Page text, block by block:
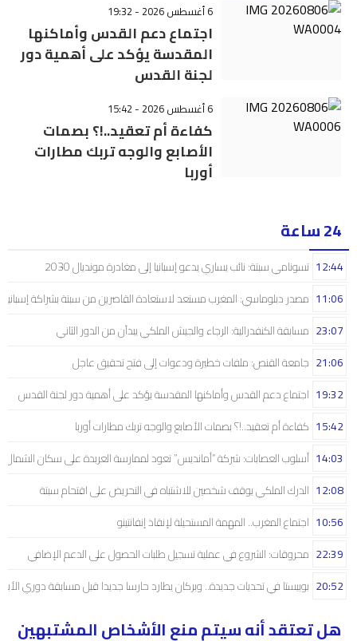
6 أغسطس 2026 - 19:32
اجتماع دعم القدس وأماكنها
المقدسة يؤكد على أهمية دور
لجنة القدس
6 أغسطس 2026 - 15:42
كفاءة أم تعقيد..!؟ بصمات
الأصابع والوجه تربك مطارات
أوربا
24 ساعة
تسونامي سبتة: نائب يساري يدعو إسبانيا إلى مغادرة مونديال 2030 12:44
مصدر دبلوماسي: المغرب مستعد لاستعادة القاصرين من سبتة بشراكة إسبانية 11:06
مسابقة الكنفدرالية: الرجاء والجيش الملكي يبدآن من الدور الثاني 23:07
جامعة القنص: ملفات خطيرة ودعوات إلى فتح تحقيق عاجل 21:06
اجتماع دعم القدس وأماكنها المقدسة يؤكد على أهمية دور لجنة القدس 19:32
كفاءة أم تعقيد..!؟ بصمات الأصابع والوجه تربك مطارات أوربا 15:42
أسلوب العصابات: شركة “أمانديس” تعود لممارسة العربدة على سكان 14:03
الدرك الملكي يوقف شخصين للاشتباه في التحريض على اقتحام سبتة 12:08
اجتماع المغرب.. المهمة المستحيلة لإنقاذ إنفانتينو 10:56
محروقات: الشروع في عملية تسجيل طلبات الحصول على الدعم الإضافي 22:39
بوبيستا في تحديات جديدة.. وبركان يطارد حارسا جديدا قبل مسابقة دوري 20:52
هل تعتقد أنه سيتم منع الأشخاص المشتبهين